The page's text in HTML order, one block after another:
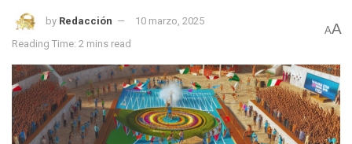
by Redacción
10 marzo, 2025
Reading Time: 2 mins read
AA